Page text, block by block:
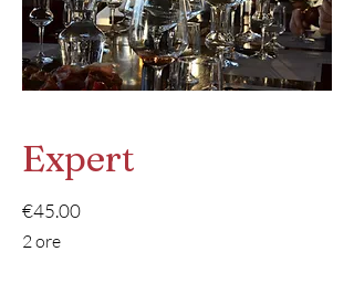
Expert
€45.00
2 ore